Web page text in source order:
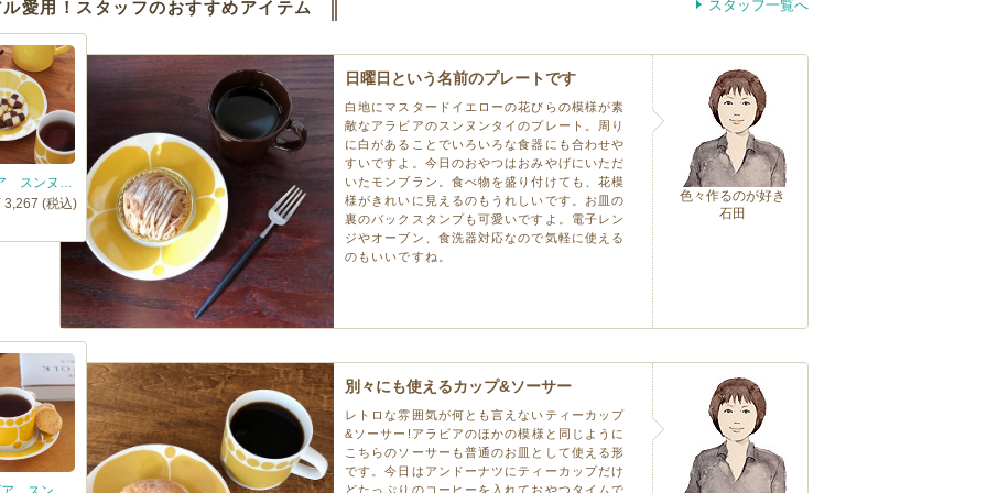
愛用！スタッフのおすすめアイテム スタッフ一覧へ
日曜日という名前のプレートです
白地にマスタードイエローの花びらの模様が素
敵なアラビアのスンヌンタイのプレート。周り
に白があることでいろいろな食器にも合わせや
すいですよ。今日のおやつはおみやげにいただ
いたモンブラン。食べ物を盛り付けても、花模
様がきれいに見えるのもうれしいです。お皿の
裏のバックスタンプも可愛いですよ。電子レン
ジやオーブン、食洗器対応なので気軽に使える
のもいいですね。
色々作るのが好き
石田
アラビア スンヌンタイ プレート 16.5cm / ARABIA Sunnuntai
3,267 (税込)
別々にも使えるカップ&ソーサー
レトロな雰囲気が何とも言えないティーカップ
&ソーサー!アラビアのほかの模様と同じように
こちらのソーサーも普通のお皿として使える形
です。今日はアンドーナツにティーカップだけ
どたっぷりのコーヒーを入れておやつタイムで